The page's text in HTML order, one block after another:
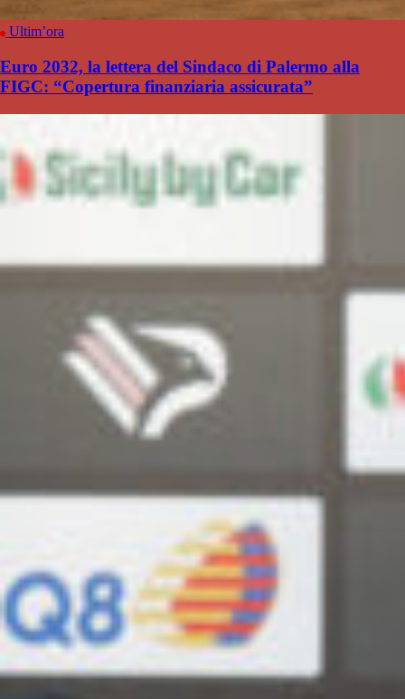
Ultim’ora
Euro 2032, la lettera del Sindaco di Palermo alla
FIGC: “Copertura finanziaria assicurata”